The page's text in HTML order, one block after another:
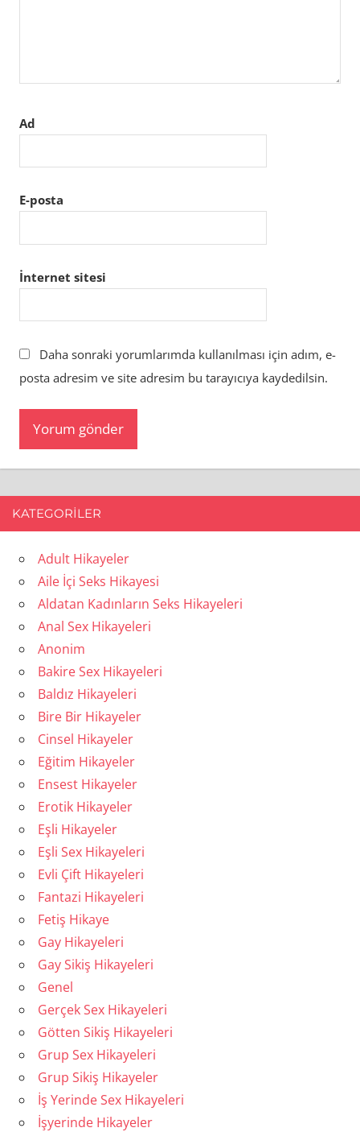
Ad
E-posta
İnternet sitesi
Daha sonraki yorumlarımda kullanılması için adım, e-
posta adresim ve site adresim bu tarayıcıya kaydedilsin.
KATEGORILER
Adult Hikayeler
Aile İçi Seks Hikayesi
Aldatan Kadınların Seks Hikayeleri
Anal Sex Hikayeleri
Anonim
Bakire Sex Hikayeleri
Baldız Hikayeleri
Bire Bir Hikayeler
Cinsel Hikayeler
Eğitim Hikayeler
Ensest Hikayeler
Erotik Hikayeler
Eşli Hikayeler
Eşli Sex Hikayeleri
Evli Çift Hikayeleri
Fantazi Hikayeleri
Fetiş Hikaye
Gay Hikayeleri
Gay Sikiş Hikayeleri
Genel
Gerçek Sex Hikayeleri
Götten Sikiş Hikayeleri
Grup Sex Hikayeleri
Grup Sikiş Hikayeler
İş Yerinde Sex Hikayeleri
İşyerinde Hikayeler